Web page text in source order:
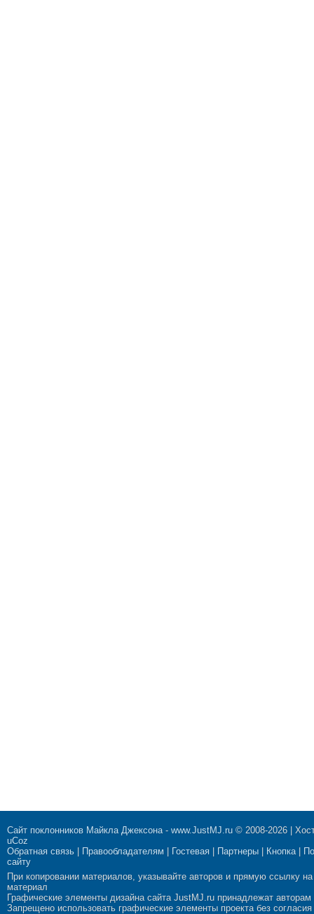
Сайт поклонников Майкла Джексона- www.JustMJ.ru © 2008-2026 |
uCoz
Обратная связь
Правообладателям Гостевая Партнеры Кнопка|
сайту
При копировании материалов, указывайте авторов и прямую ссылку на
материал
Графические элементы дизайна сайта JustMJ.ru принадлежат авторам
Запрещено использовать графические элементы проекта без согласия